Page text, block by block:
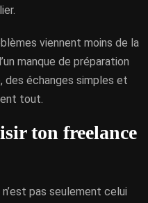
viennent moins de la
manque de préparation
des échanges simples et
tout.
ton freelance
pas seulement celui